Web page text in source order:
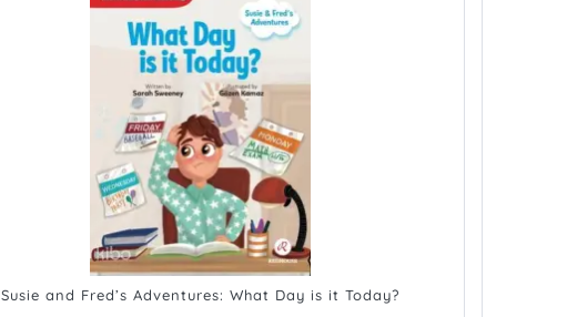
Susie and Fred’s Adventures: What Day is it Today?